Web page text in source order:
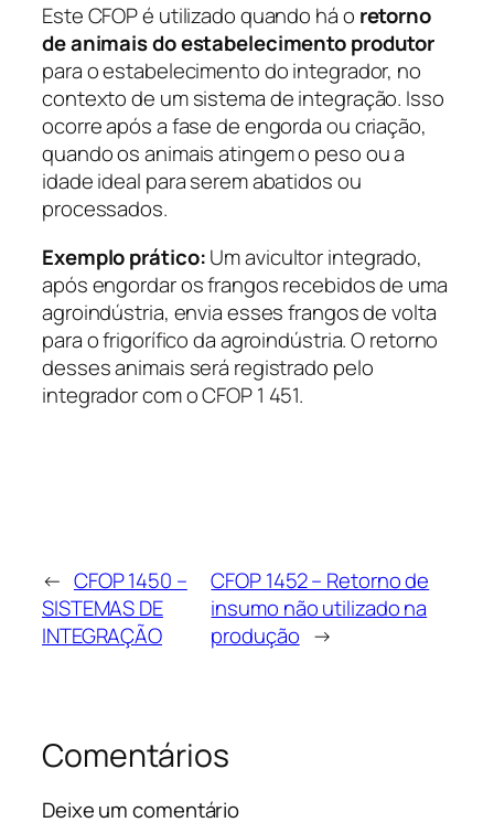
Este CFOP é utilizado quando há o retorno
de animais do estabelecimento produtor
para o estabelecimento do integrador, no
contexto de um sistema de integração. Isso
ocorre após a fase de engorda ou criação,
quando os animais atingem o peso ou a
idade ideal para serem abatidos ou
processados.
Exemplo prático:Um avicultor integrado,
após engordar os frangos recebidos de uma
agroindústria, envia esses frangos de volta
para o frigorífico da agroindústria. O retorno
desses animais será registrado pelo
integrador com o CFOP 1 451.
← CFOP 1450 –
SISTEMAS DE
INTEGRAÇÃO
CFOP 1452 – Retorno de
insumo não utilizado na
produção →
Comentários
Deixe um comentário